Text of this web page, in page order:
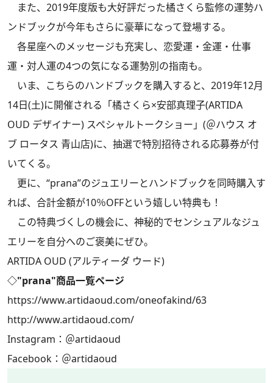
また、2019年度版も大好評だった橘さくら監修の運勢ハ
ンドブックが今年もさらに豪華になって登場する。
各星座へのメッセージも充実し、恋愛運・金運・仕事
運・対人運の4つの気になる運勢別の指南も。
いま、こちらのハンドブックを購入すると、2019年12月
14日(土)に開催される「橘さくら×安部真理子(ARTIDA
OUD デザイナー) スペシャルトークショー」(＠ハウス オ
ブ ロータス 青山店)に、抽選で特別招待される応募券が付
いてくる。
更に、“prana”のジュエリーとハンドブックを同時購入す
れば、合計金額が10％OFFという嬉しい特典も！
この特典づくしの機会に、神秘的でセンシュアルなジュ
エリーを自分へのご褒美にぜひ。
ARTIDA OUD (アルティーダ ウード)
◇"prana"商品一覧ページ
https://www.artidaoud.com/oneofakind/63
http://www.artidaoud.com/
Instagram： ＠artidaoud
Facebook： ＠artidaoud